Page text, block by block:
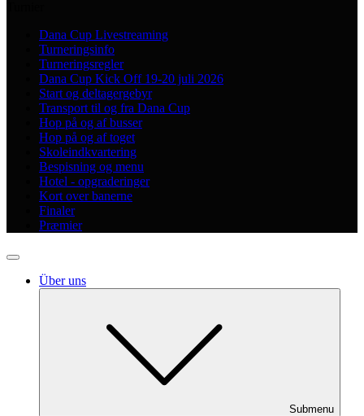
Dana Cup Livestreaming
Turneringsinfo
Turneringsregler
Dana Cup Kick Off 19-20 juli 2026
Start og deltagergebyr
Transport til og fra Dana Cup
Hop på og af busser
Hop på og af toget
Skoleindkvartering
Bespisning og menu
Hotel - opgraderinger
Kort over banerne
Finaler
Præmier
Über uns
Submenu